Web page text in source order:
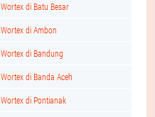
Wortex di Batu Besar
Wortex di Ambon
Wortex di Bandung
Wortex di Banda Aceh
Wortex di Pontianak